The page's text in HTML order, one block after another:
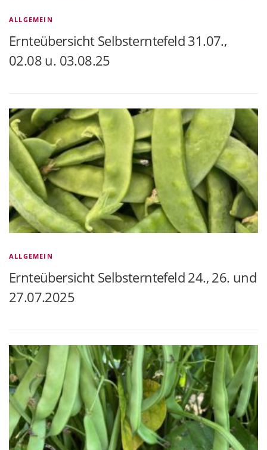
ALLGEMEIN
Ernteübersicht Selbsterntefeld 31.07.,
02.08 u. 03.08.25
ALLGEMEIN
Ernteübersicht Selbsterntefeld 24., 26. und
27.07.2025